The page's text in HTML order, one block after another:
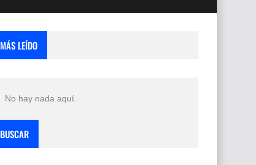
MÁS LEÍDO
No hay nada aquí.
BUSCAR